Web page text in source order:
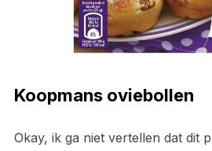
Koopmans oviebollen
Okay, ik ga niet vertellen dat dit